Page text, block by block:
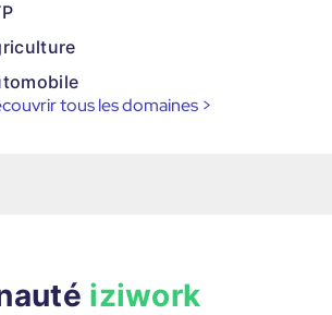
tous les domaines >
iziwork